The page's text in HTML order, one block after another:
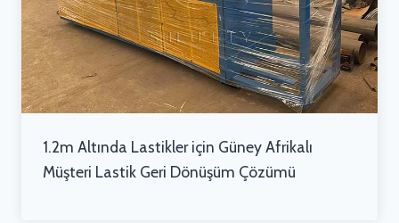
1.2m Altında Lastikler için Güney Afrikalı
Müşteri Lastik Geri Dönüşüm Çözümü